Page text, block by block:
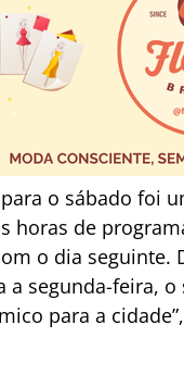
o sábado foi
horas de
o dia
a segunda-feira,
para a